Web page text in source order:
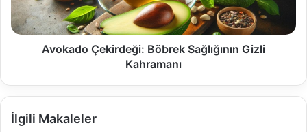
Avokado Çekirdeği: Böbrek Sağlığının Gizli
Kahramanı
İlgili Makaleler